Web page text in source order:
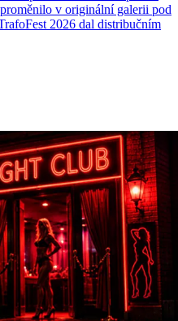
v originální galerii pod
2026 dal distribučním